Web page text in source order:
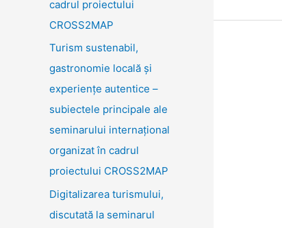
cadrul proiectului
CROSS2MAP
Turism sustenabil,
gastronomie locală și
experiențe autentice –
subiectele principale ale
seminarului internațional
organizat în cadrul
proiectului CROSS2MAP
Digitalizarea turismului,
discutată la seminarul